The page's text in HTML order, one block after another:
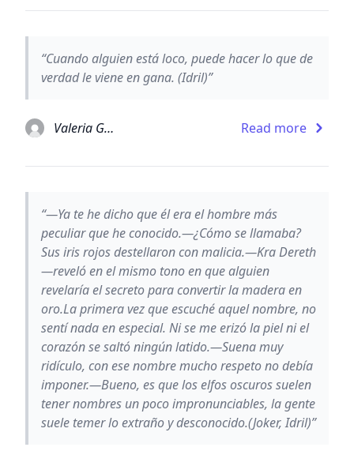
“Cuando alguien está loco, puede hacer lo que de
verdad le viene en gana. (Idril)”
Valeria González Lozano Read more
“—Ya te he dicho que él era el hombre más
peculiar que he conocido.—¿Cómo se llamaba?
Sus iris rojos destellaron con malicia.—Kra Dereth
—reveló en el mismo tono en que alguien
revelaría el secreto para convertir la madera en
oro.La primera vez que escuché aquel nombre, no
sentí nada en especial. Ni se me erizó la piel ni el
corazón se saltó ningún latido.—Suena muy
ridículo, con ese nombre mucho respeto no debía
imponer.—Bueno, es que los elfos oscuros suelen
tener nombres un poco impronunciables, la gente
suele temer lo extraño y desconocido.(Joker, Idril)”